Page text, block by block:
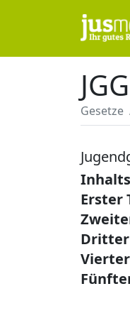
JGG
Gesetze
Erster
Dritter